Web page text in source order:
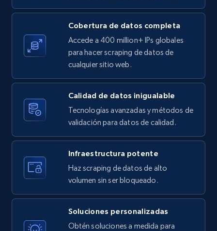
X (formerly Twitter) - Posts
ID, User posted, Name, Description, Date
posted, Photos, URL, Quoted post, and more.
10.4K+ 1.2K+ Prueba gratuita
ID, User posted, Name, Description, Date
posted, Photos, URL, Quoted post, and more.
10.4K+ 1.2K+ Prueba gratuita
Cobertura de datos completa
Accede a 400 million+ IPs globales
para hacer scraping de datos de
cualquier sitio web.
Calidad de datos inigualable
Tecnologías avanzadas y métodos de
validación para datos de calidad.
Infraestructura potente
Haz scraping de datos de alto
volumen sin ser bloqueado.
Soluciones personalizadas
Obtén soluciones a medida para